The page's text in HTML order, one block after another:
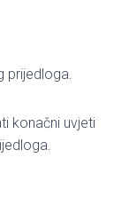
prijedloga.
konačni uvjeti